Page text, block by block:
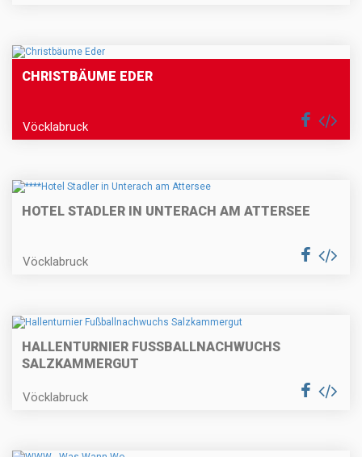
CHRISTBÄUME EDER
Vöcklabruck
HOTEL STADLER IN UNTERACH AM ATTERSEE
Vöcklabruck
HALLENTURNIER FUSSBALLNACHWUCHS S
ALZKAMMERGUT
Vöcklabruck